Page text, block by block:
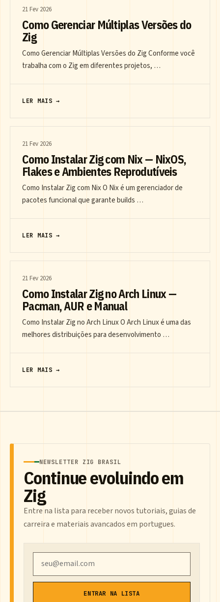
21 Fev 2026
Como Gerenciar Múltiplas Versões do
Zig
Como Gerenciar Múltiplas Versões do Zig Conforme você
trabalha com o Zig em diferentes projetos, …
LER MAIS →
21 Fev 2026
Como Instalar Zig com Nix — NixOS,
Flakes e Ambientes Reprodutíveis
Como Instalar Zig com Nix O Nix é um gerenciador de
pacotes funcional que garante builds …
LER MAIS →
21 Fev 2026
Como Instalar Zig no Arch Linux —
Pacman, AUR e Manual
Como Instalar Zig no Arch Linux O Arch Linux é uma das
melhores distribuições para desenvolvimento …
LER MAIS →
NEWSLETTER ZIG BRASIL
Continue evoluindo em
Zig
Entre na lista para receber novos tutoriais, guias de
carreira e materiais avancados em portugues.
ENTRAR NA LISTA